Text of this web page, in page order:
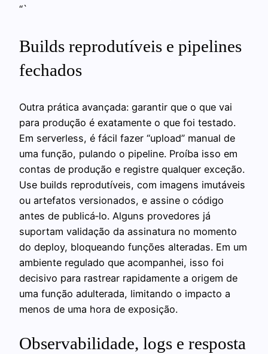
“`
Builds reprodutíveis e pipelines
fechados
Outra prática avançada: garantir que o que vai
para produção é exatamente o que foi testado.
Em serverless, é fácil fazer “upload” manual de
uma função, pulando o pipeline. Proíba isso em
contas de produção e registre qualquer exceção.
Use builds reprodutíveis, com imagens imutáveis
ou artefatos versionados, e assine o código
antes de publicá‑lo. Alguns provedores já
suportam validação da assinatura no momento
do deploy, bloqueando funções alteradas. Em um
ambiente regulado que acompanhei, isso foi
decisivo para rastrear rapidamente a origem de
uma função adulterada, limitando o impacto a
menos de uma hora de exposição.
Observabilidade, logs e resposta